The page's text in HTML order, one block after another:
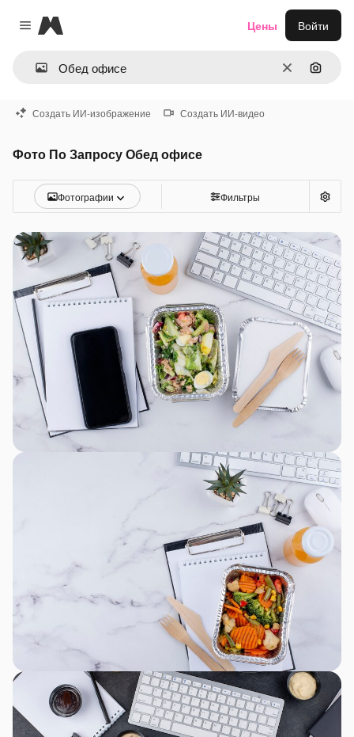
Close menu
Magnific
ОчиститьПоиск
Цены Войти
Создать ИИ-изображение Создать ИИ-видео
Фото По Запросу Обед офисе
Фотографии Фильтры